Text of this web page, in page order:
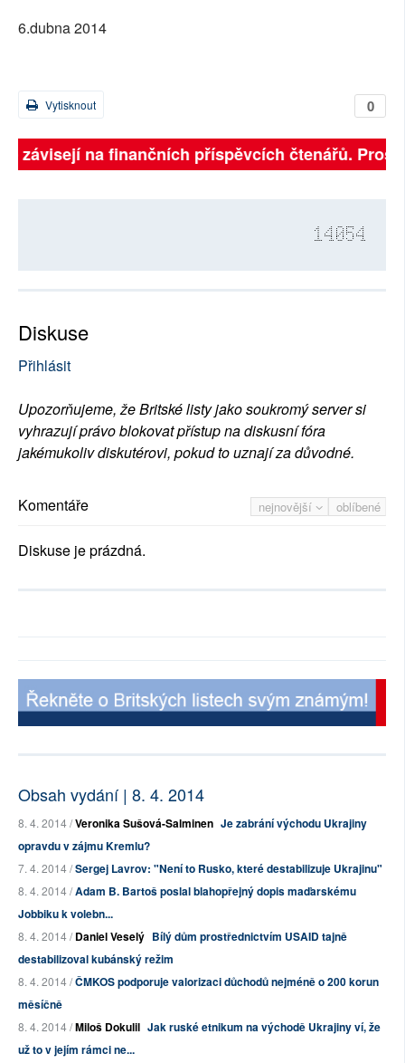
6.dubna 2014
0
Vytisknout
závisejí na finančních příspěvcích čtenářů.
14054
Diskuse
Přihlásit
Upozorňujeme, že Britské listy jako soukromý server si
vyhrazují právo blokovat přístup na diskusní fóra
jakémukoliv diskutérovi, pokud to uznají za důvodné.
nejnovější oblíbené
Komentáře
Diskuse je prázdná.
Obsah vydání | 8. 4. 2014
8. 4. 2014 /Veronika Sušová-Salminen Je zabrání východu Ukrajiny
opravdu v zájmu Kremlu?
7. 4. 2014 /Sergej Lavrov: "Není to Rusko, které destabilizuje Ukrajinu"
8. 4. 2014 /Adam B. Bartoš poslal blahopřejný dopis maďarskému
Jobbiku k volebn...
8. 4. 2014 /Daniel Veselý Bílý dům prostřednictvím USAID tajně
destabilizoval kubánský režim
8. 4. 2014 /ČMKOS podporuje valorizaci důchodů nejméně o 200 korun
měsíčně
8. 4. 2014 /Miloš Dokulil Jak ruské etnikum na východě Ukrajiny ví, že
už to v jejím rámci ne...